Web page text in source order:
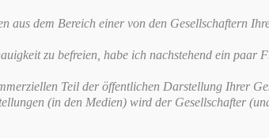
aus dem Bereich einer von den Gesellschaftern
zu befreien, habe ich nachstehend ein paar
Teil der öffentlichen Darstellung Ihrer
(in den Medien) wird der Gesellschafter